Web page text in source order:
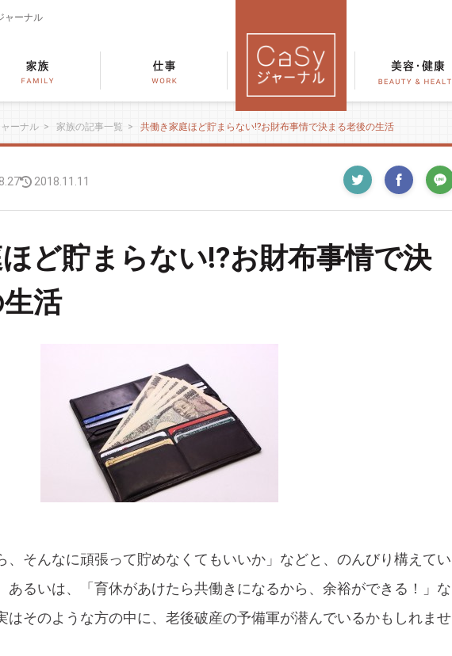
ャーナル
ーナル > 家族の記事一覧 > 共働き家庭ほど貯まらない!?お財布事情で決まる老後の生活
2018.11.11
ど貯まらない!?お財布事情で決
活
、そんなに頑張って貯めなくてもいいか」などと、のんびり構えてい
るいは、「育休があけたら共働きになるから、余裕ができる！」な
はそのような方の中に、老後破産の予備軍が潜んでいるかもしれませ